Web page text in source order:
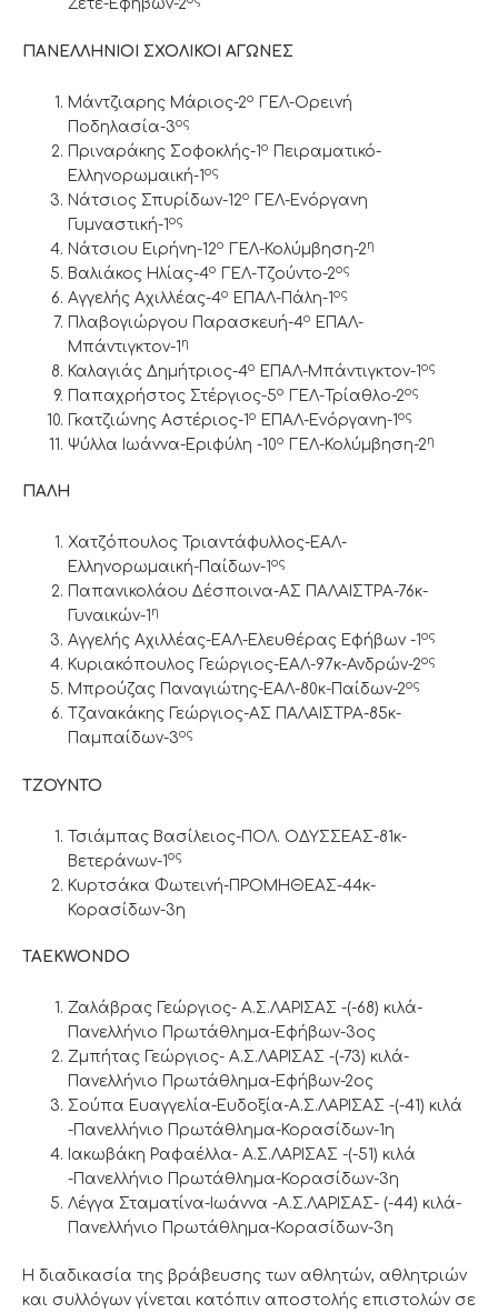
Ζετε-Εφήβων-2
ΠΑΝΕΛΛΗΝΙΟΙ ΣΧΟΛΙΚΟΙ ΑΓΩΝΕΣ
Μάντζιαρης Μάριος-2ο
ΓΕΛ-Ορεινή
Ποδηλασία-3ος
Πριναράκης Σοφοκλής-1ο
Πειραματικό-
Ελληνορωμαική-1ος
Νάτσιος Σπυρίδων-12ο
ΓΕΛ-Ενόργανη
Γυμναστική-1ος
Νάτσιου Ειρήνη-12ο ΓΕΛ-Κολύμβηση-2η
Βαλιάκος Ηλίας-4ο ΓΕΛ-Τζούντο-2ος
Αγγελής Αχιλλέας-4ο ΕΠΑΛ-Πάλη-1ος
Πλαβογιώργου Παρασκευή-4ο
ΕΠΑΛ-
Μπάντιγκτον-1 η
Καλαγιάς Δημήτριος-4ο ΕΠΑΛ-Μπάντιγκτον-1ος
Παπαχρήστος Στέργιος-5ο ΓΕΛ-Τρίαθλο-2ος
Γκατζιώνης Αστέριος-1ο ΕΠΑΛ-Ενόργανη-1ος
Ψύλλα Ιωάννα-Εριφύλη -10ο ΓΕΛ-Κολύμβηση-2η
ΠΑΛΗ
Χατζόπουλος Τριαντάφυλλος-ΕΑΛ-
Ελληνορωμαική-Παίδων-1ος
Παπανικολάου Δέσποινα-ΑΣ ΠΑΛΑΙΣΤΡΑ-76κ-
Γυναικών-1 η
Αγγελής Αχιλλέας-ΕΑΛ-Ελευθέρας Εφήβων -1ος
Κυριακόπουλος Γεώργιος-ΕΑΛ-97κ-Ανδρών-2ος
Μπρούζας Παναγιώτης-ΕΑΛ-80κ-Παίδων-2ος
Τζανακάκης Γεώργιος-ΑΣ ΠΑΛΑΙΣΤΡΑ-85κ-
Παμπαίδων-3ος
ΤΖΟΥΝΤΟ
Τσιάμπας Βασίλειος-ΠΟΛ. ΟΔΥΣΣΕΑΣ-81κ-
Βετεράνων-1ος
Κυρτσάκα Φωτεινή-ΠΡΟΜΗΘΕΑΣ-44κ-
Κορασίδων-3η
TAEKWOΝDO
Ζαλάβρας Γεώργιος- Α.Σ.ΛΑΡΙΣΑΣ -(-68) κιλά-
Πανελλήνιο Πρωτάθλημα-Εφήβων-3ος
Ζμπήτας Γεώργιος- Α.Σ.ΛΑΡΙΣΑΣ -(-73) κιλά-
Πανελλήνιο Πρωτάθλημα-Εφήβων-2ος
Σούπα Ευαγγελία-Ευδοξία-Α.Σ.ΛΑΡΙΣΑΣ -(-41) κιλά
-Πανελλήνιο Πρωτάθλημα-Κορασίδων-1η
Ιακωβάκη Ραφαέλλα- Α.Σ.ΛΑΡΙΣΑΣ -(-51) κιλά
-Πανελλήνιο Πρωτάθλημα-Κορασίδων-3η
Λέγγα Σταματίνα-Ιωάννα -Α.Σ.ΛΑΡΙΣΑΣ- (-44) κιλά-
Πανελλήνιο Πρωτάθλημα-Κορασίδων-3η
Η διαδικασία της βράβευσης των αθλητών, αθλητριών
και συλλόγων γίνεται κατόπιν αποστολής επιστολών σε